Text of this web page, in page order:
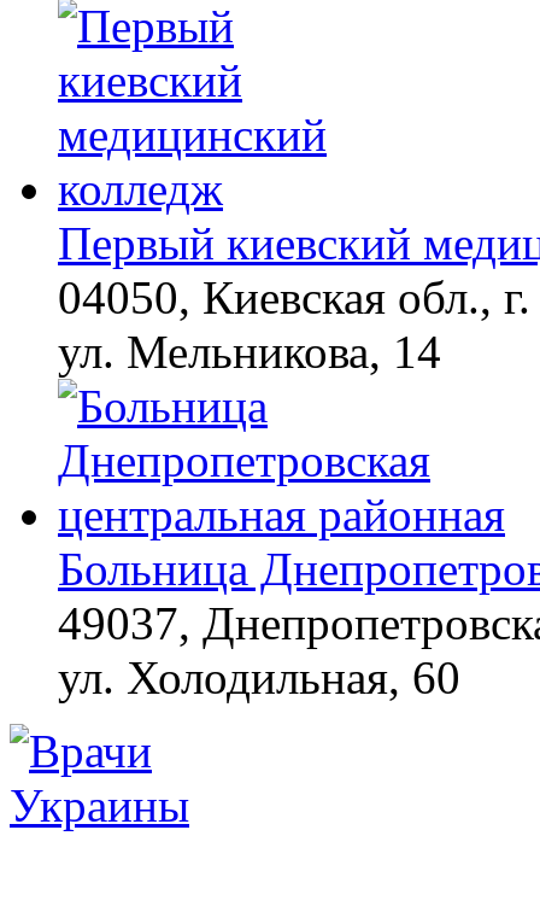
Первый киевский
04050, Киевская обл.,
ул. Мельникова, 14
Больница
49037,
ул. Холодильная, 60